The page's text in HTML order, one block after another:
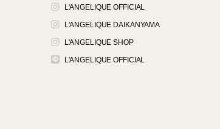
L'ANGELIQUE OFFICIAL
L'ANGELIQUE DAIKANYAMA
L'ANGELIQUE SHOP
L'ANGELIQUE OFFICIAL